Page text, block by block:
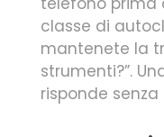
classe di
mantenete la
strumenti?”.
risponde senza